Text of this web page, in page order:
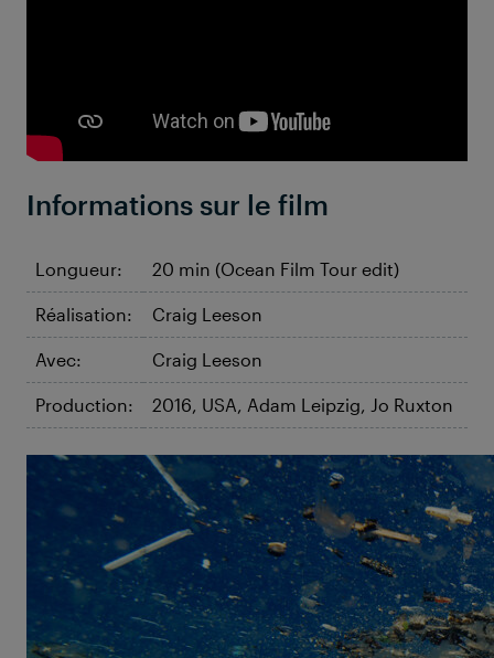
©Plastic Oceans Limited
A Plastic Ocean
Le fait que les déchets plastiques détruisent
l'équilibre écologique de nos océans n'est
aujourd'hui plus un secret pour personne. Et
Informations sur le film
Longueur: 20 min (Ocean Film Tour edit)
Réalisation: Craig Leeson
Avec: Craig Leeson
Production: 2016, USA, Adam Leipzig, Jo Ruxton